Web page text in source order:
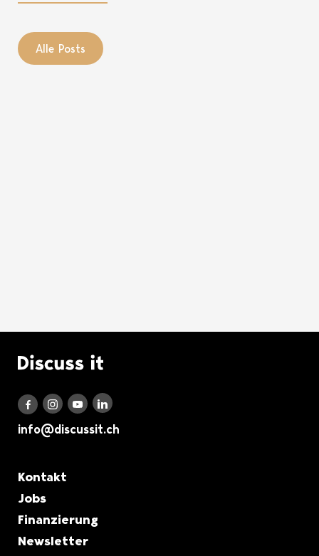
Alle Posts
Logo Discuss it
Discuss it auf Facebook
Discuss it auf Instagram
Discuss it auf Youtube
Discuss it auf LinkedIn
info@discussit.ch
Metanavigation
Kontakt
Jobs
Finanzierung
Newsletter